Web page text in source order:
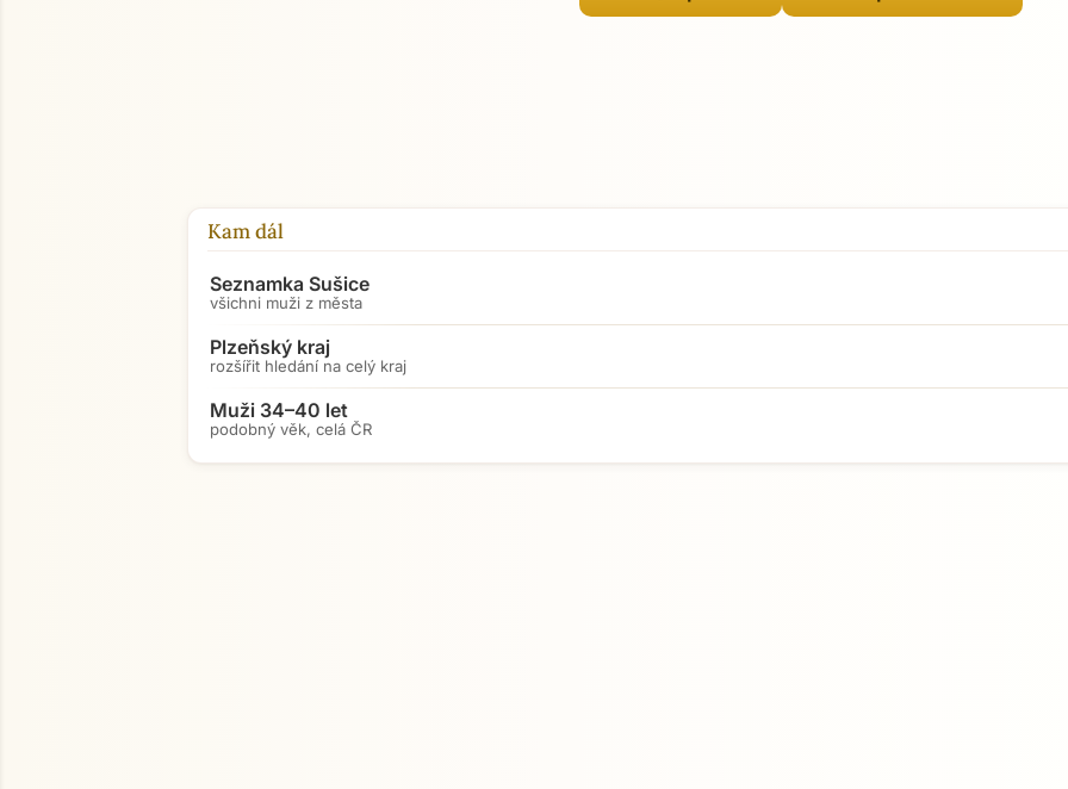
Kam dál
Seznamka Sušice
všichni muži z města
Plzeňský kraj
rozšířit hledání na celý kraj
Muži 34–40 let
podobný věk, celá ČR